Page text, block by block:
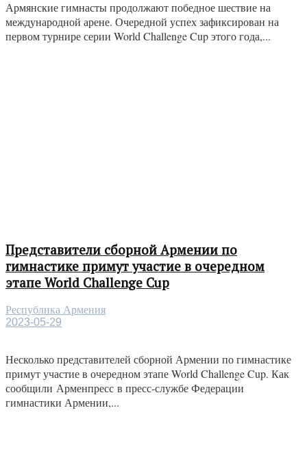
Армянские гимнасты продолжают победное шествие на
международной арене. Очередной успех зафиксирован на
первом турнире серии World Challenge Cup этого года,...
Представители сборной Армении по
гимнастике примут участие в очередном
этапе World Challenge Cup
Республика Армения
2023-05-29
Несколько представителей сборной Армении по гимнастике
примут участие в очередном этапе World Challenge Cup. Как
сообщили Арменпресс в пресс-службе Федерации
гимнастики Армении,...